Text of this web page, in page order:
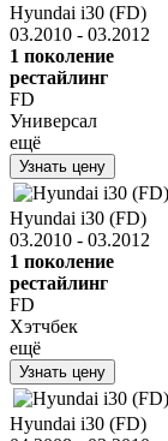
Hyundai i30 (FD)
03.2010 - 03.2012
1 поколение
рестайлинг
FD
Универсал
ещё
Узнать цену
Hyundai i30 (FD)
03.2010 - 03.2012
1 поколение
рестайлинг
FD
Хэтчбек
ещё
Узнать цену
Hyundai i30 (FD)